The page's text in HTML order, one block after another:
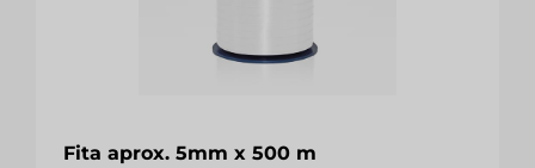
Fita aprox. 5mm x 500 m